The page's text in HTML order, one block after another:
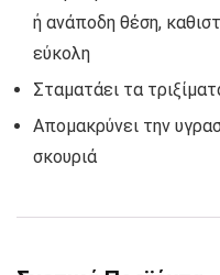
ή ανάποδη θέση,
εύκολη
Σταματάει τα
Απομακρύνει την
σκουριά